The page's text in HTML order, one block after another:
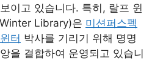
이고 있습니다. 특히, 랄프 윈
Library)은 미션퍼스펙
터 박사를 기리기 위해 명명
을 결합하여 운영되고 있습니